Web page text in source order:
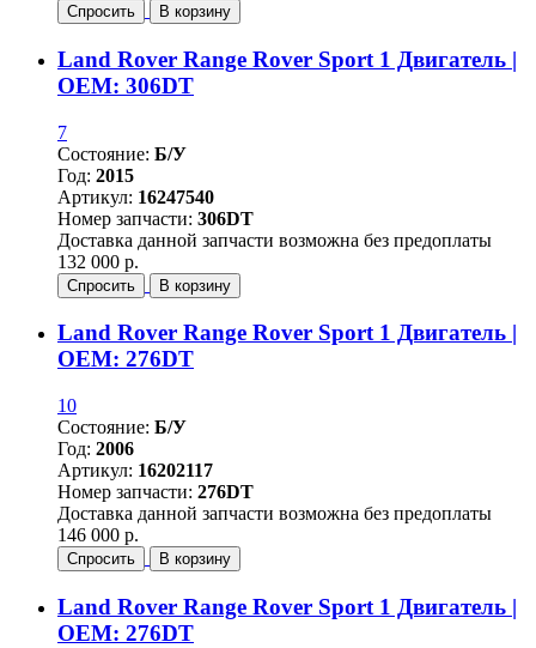
Спросить В корзину
Land Rover Range Rover Sport 1 Двигатель |
OEM: 306DT
7
Состояние: Б/У
Год: 2015
Артикул: 16247540
Номер запчасти: 306DT
Доставка данной запчасти возможна без предоплаты
132 000 р.
Спросить В корзину
Land Rover Range Rover Sport 1 Двигатель |
OEM: 276DT
10
Состояние: Б/У
Год: 2006
Артикул: 16202117
Номер запчасти: 276DT
Доставка данной запчасти возможна без предоплаты
146 000 р.
Спросить В корзину
Land Rover Range Rover Sport 1 Двигатель |
OEM: 276DT